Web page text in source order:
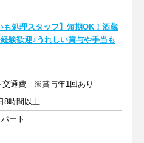
も処理スタッフ】短期OK！酒蔵
験歓迎♪うれしい賞与や手当も
交通費 ※賞与年1回あり
8時間以上
ート